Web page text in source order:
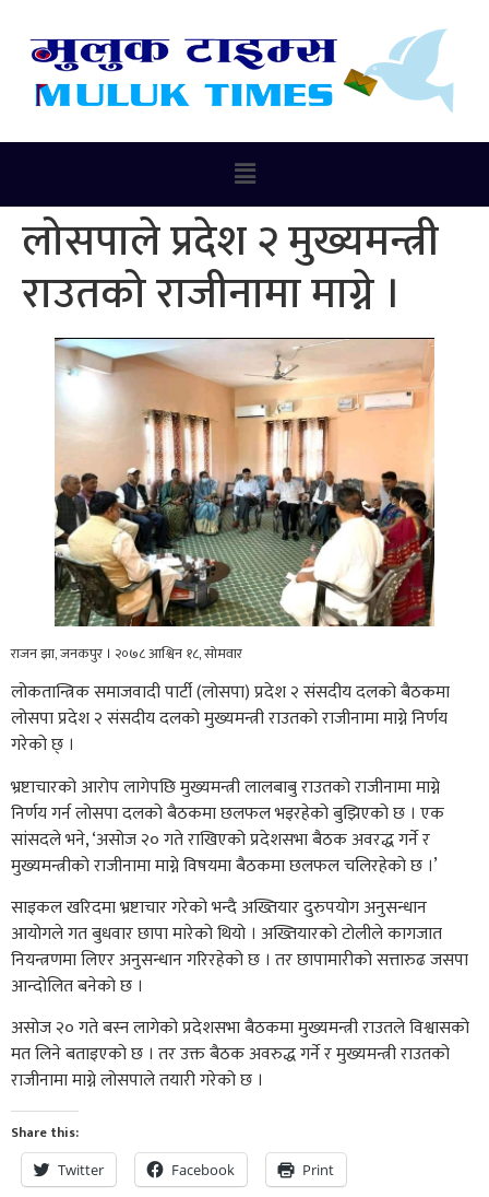
लोसपाले प्रदेश २ मुख्यमन्त्री
राउतको राजीनामा माग्ने ।
राजन झा, जनकपुर । २०७८ आश्विन १८, सोमवार
लोकतान्त्रिक समाजवादी पार्टी (लोसपा) प्रदेश २ संसदीय दलको बैठकमा
लोसपा प्रदेश २ संसदीय दलको मुख्यमन्त्री राउतको राजीनामा माग्ने निर्णय
गरेको छ् ।
भ्रष्टाचारको आरोप लागेपछि मुख्यमन्त्री लालबाबु राउतको राजीनामा माग्ने
निर्णय गर्न लोसपा दलको बैठकमा छलफल भइरहेको बुझिएको छ । एक
सांसदले भने, ‘असोज २० गते राखिएको प्रदेशसभा बैठक अवरद्ध गर्ने र
मुख्यमन्त्रीको राजीनामा माग्ने विषयमा बैठकमा छलफल चलिरहेको छ ।’
साइकल खरिदमा भ्रष्टाचार गरेको भन्दै अख्तियार दुरुपयोग अनुसन्धान
आयोगले गत बुधवार छापा मारेको थियो । अख्तियारको टोलीले कागजात
नियन्त्रणमा लिएर अनुसन्धान गरिरहेको छ । तर छापामारीको सत्तारुढ जसपा
आन्दोलित बनेको छ ।
असोज २० गते बस्न लागेको प्रदेशसभा बैठकमा मुख्यमन्त्री राउतले विश्वासको
मत लिने बताइएको छ । तर उक्त बैठक अवरुद्ध गर्ने र मुख्यमन्त्री राउतको
राजीनामा माग्ने लोसपाले तयारी गरेको छ ।
Share this:
Twitter Facebook Print